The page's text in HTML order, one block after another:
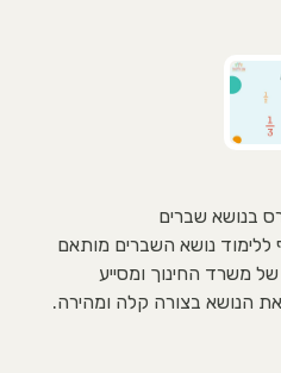
בנושא שברים
ללימוד נושא השברים מותאם
משרד החינוך ומסייע
הנושא בצורה קלה ומהירה.